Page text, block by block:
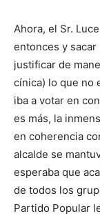
Ahora, el Sr.
entonces y
justificar de
cínica) lo que no
iba a votar en
es más, la
en coherencia
alcalde se
esperaba que
de todos los
Partido Popular